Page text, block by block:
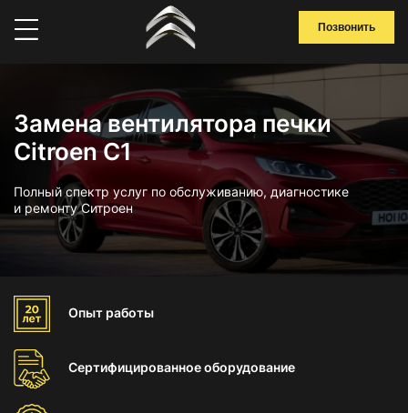
Позвонить
Замена вентилятора печки
Citroen C1
Полный спектр услуг по обслуживанию, диагностике
и ремонту Ситроен
Опыт работы
Сертифицированноеоборудование